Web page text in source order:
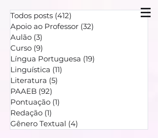
Todos posts (412)
Apoio ao Professor (32)
Aulão (3)
Curso (9)
Língua Portuguesa (19)
Linguística (11)
Literatura (5)
PAAEB (92)
Pontuação (1)
Redação (1)
Gênero Textual (4)